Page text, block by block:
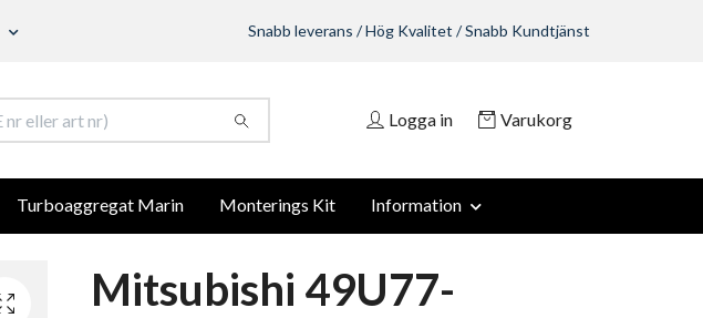
Snabb leverans / Hög Kvalitet / Snabb Kundtjänst
Logga in Varukorg
Turboaggregat Marin Monterings Kit Information
Mitsubishi 49U77-